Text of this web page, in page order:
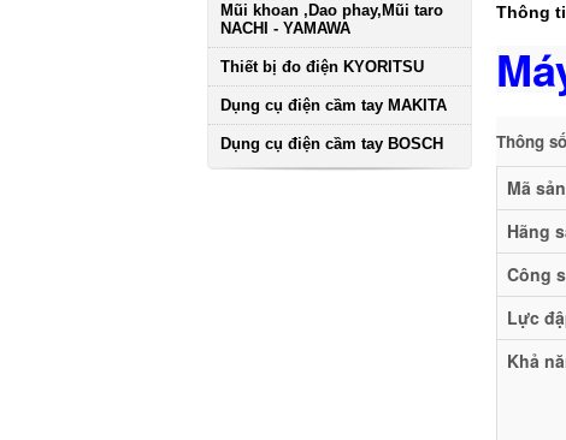
Mũi khoan ,Dao phay,Mũi taro
NACHI - YAMAWA
Thiết bị đo điện KYORITSU
Dụng cụ điện cầm tay MAKITA
Dụng cụ điện cầm tay BOSCH
Thông
Thông
Mã
Hãng
Công
Lực
Khả